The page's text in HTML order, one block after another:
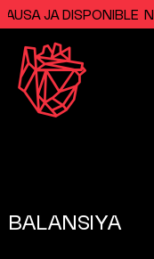
JA DISPONIBLE
BALANSIYA